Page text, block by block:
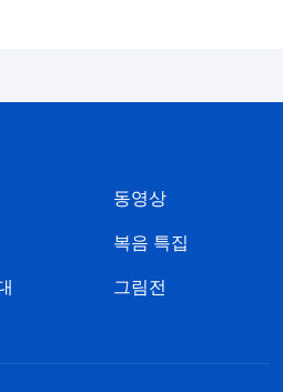
익이 제 삶의 근본이 됐다는
나님 믿고 본분하는 것보다
명예와 부를 위해 잘못된 결
탄의 계략이 있었어요. 사탄
동영상
복음 특집
그림전